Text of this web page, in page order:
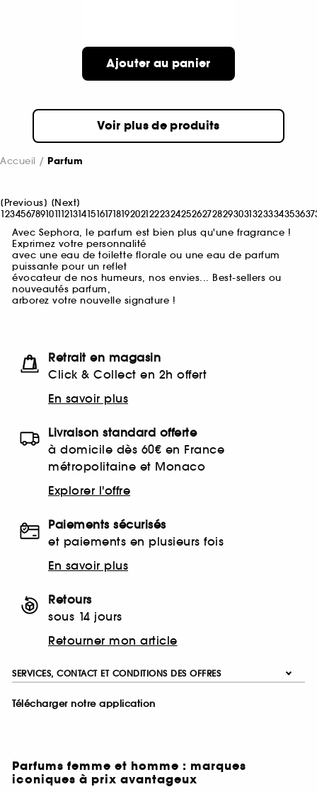
Ajouter au panier
Voir plus de produits
Accueil Parfum
[Previous] [Next]
12345678910111213141516171819202122232425262728293031323334353637
Avec Sephora, le parfum est bien plus qu'une fragrance !
Exprimez votre personnalité
avec une eau de toilette florale ou une eau de parfum
puissante pour un reflet
évocateur de nos humeurs, nos envies... Best-sellers ou
nouveautés parfum,
arborez votre nouvelle signature !
Retrait en magasin
Click & Collect en 2h offert
En savoir plus
Livraison standard offerte
à domicile dès 60€ en France
métropolitaine et Monaco
Explorer l'offre
Paiements sécurisés
et paiements en plusieurs fois
En savoir plus
Retours
sous 14 jours
Retourner mon article
SERVICES, CONTACT ET CONDITIONS DES OFFRES
Télécharger notre application
Parfums femme et homme : marques
iconiques à prix avantageux